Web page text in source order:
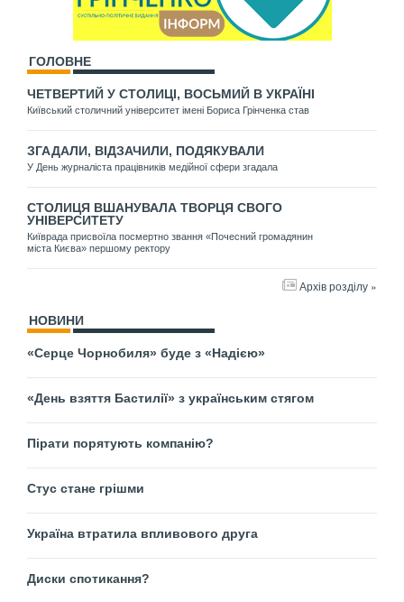
ГОЛОВНЕ
ЧЕТВЕРТИЙ У СТОЛИЦІ, ВОСЬМИЙ В УКРАЇНІ
Київський столичний університет імені Бориса Грінченка став
ЗГАДАЛИ, ВІДЗАЧИЛИ, ПОДЯКУВАЛИ
У День журналіста працівників медійної сфери згадала
СТОЛИЦЯ ВШАНУВАЛА ТВОРЦЯ СВОГО
УНІВЕРСИТЕТУ
Київрада присвоїла посмертно звання «Почесний громадянин
міста Києва» першому ректору
Архів розділу »
НОВИНИ
«Серце Чорнобиля» буде з «Надією»
«День взяття Бастилії» з українським стягом
Пірати порятують компанію?
Стус стане грішми
Україна втратила впливового друга
Диски спотикання?